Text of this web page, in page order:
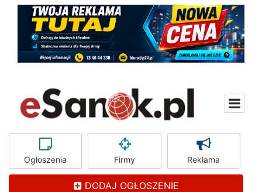
Ogłoszenia Firmy Reklama
DODAJ OGŁOSZENIE